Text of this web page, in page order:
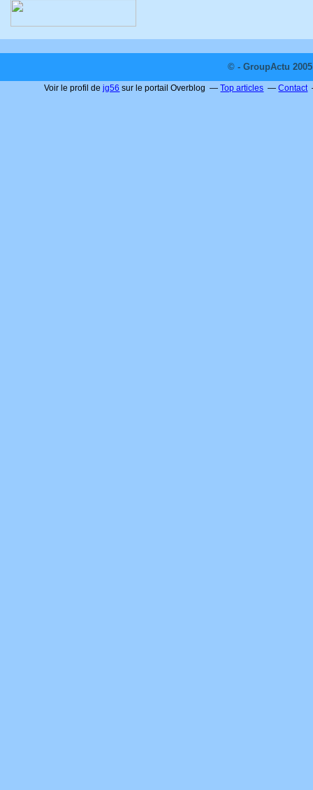
© - GroupActu
Voir le profil dejg56 sur le portail Overblog Top articles Contact